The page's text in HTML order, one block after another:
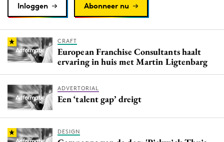
Inloggen Abonneer nu
CRAFT
European Franchise Consultants haalt
ervaring in huis met Martin Ligtenbarg
ADVERTORIAL
Een ‘talent gap’ dreigt
DESIGN